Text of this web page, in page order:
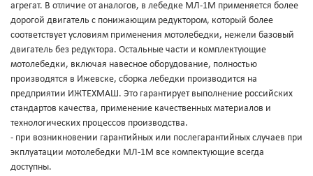
агрегат. В отличие от аналогов, в лебедке МЛ-1М применяется более
дорогой двигатель с понижающим редуктором, который более
соответствует условиям применения мотолебедки, нежели базовый
двигатель без редуктора. Остальные части и комплектующие
мотолебедки, включая навесное оборудование, полностью
производятся в Ижевске, сборка лебедки производится на
предприятии ИЖТЕХМАШ. Это гарантирует выполнение российских
стандартов качества, применение качественных материалов и
технологических процессов производства.
- при возникновении гарантийных или послегарантийных случаев при
экплуатации мотолебедки МЛ-1М все компектующие всегда
доступны.